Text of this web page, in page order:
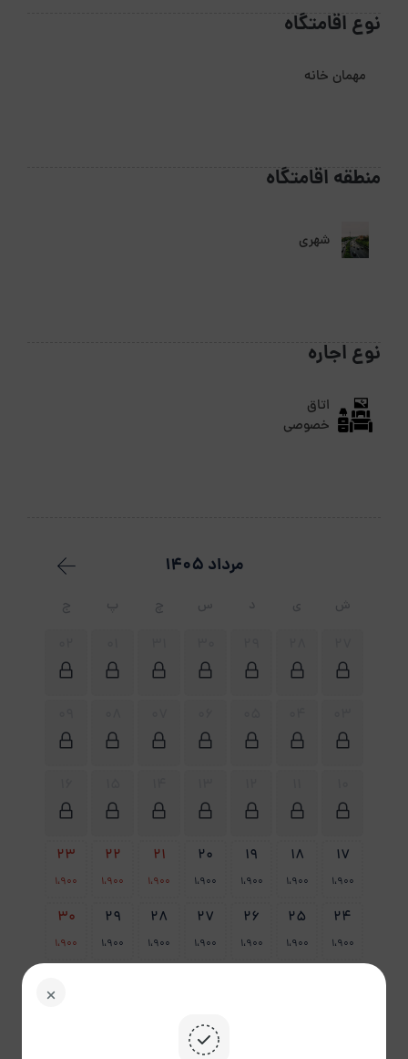
نوع اقامتگاه
مهمان خانه
منطقه اقامتگاه
شهری
نوع اجاره
اتاق
خصوصی
مرداد 1405
ش ی د س چ پ ج
17
1،900
18
1،900
19
1،900
20
1،900
21
1،900
22
1،900
23
1،900
24
1،900
25
1،900
26
1،900
27
1،900
28
1،900
29
1،900
30
1،900